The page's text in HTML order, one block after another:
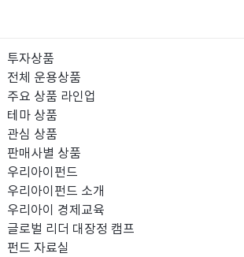
투자상품
전체 운용상품
주요 상품 라인업
테마 상품
관심 상품
판매사별 상품
우리아이펀드
우리아이펀드 소개
우리아이 경제교육
글로벌 리더 대장정 캠프
펀드 자료실